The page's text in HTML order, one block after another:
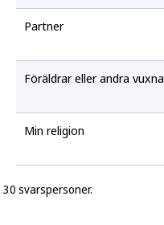
Partner
Föräldrar eller andra vuxna
Min religion
30 svarspersoner.